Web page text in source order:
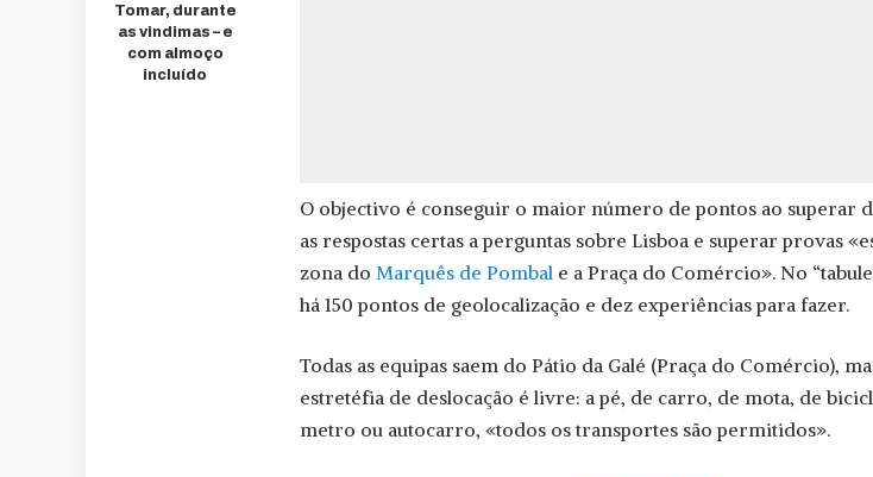
Tomar, durante
as vindimas – e
com almoço
incluído
O objectivo é conseguir o maior número de pontos ao superar
as respostas certas a perguntas sobre Lisboa e superar provas
zona do Marquês de Pombal e a Praça do Comércio». No
há 150 pontos de geolocalização e dez experiências para fazer.
Todas as equipas saem do Pátio da Galé (Praça do Comércio),
estretéfia de deslocação é livre: a pé, de carro, de mota, de
metro ou autocarro, «todos os transportes são permitidos».